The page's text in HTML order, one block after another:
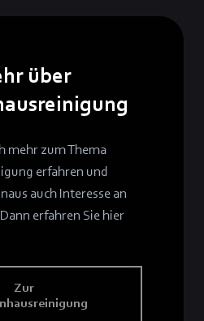
über
mehr zum Thema
erfahren und
auch Interesse an
erfahren Sie hier
Zur